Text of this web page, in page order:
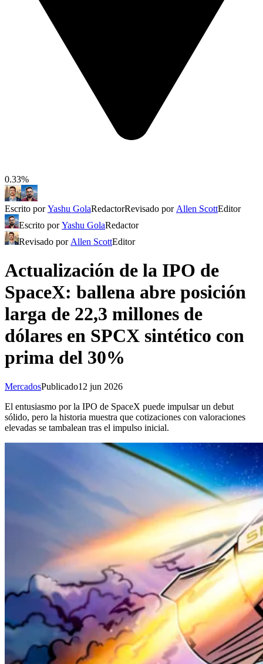
0.33%
Escrito porYashu GolaRedactorRevisado por Allen ScottEditor
Escrito porYashu GolaRedactor
Revisado por Allen ScottEditor
Actualización de la IPO de
SpaceX: ballena abre posición
larga de 22,3 millones de
dólares en SPCX sintético con
prima del 30%
MercadosPublicado12 jun 2026
El entusiasmo por la IPO de SpaceX puede impulsar un debut
sólido, pero la historia muestra que cotizaciones con valoraciones
elevadas se tambalean tras el impulso inicial.